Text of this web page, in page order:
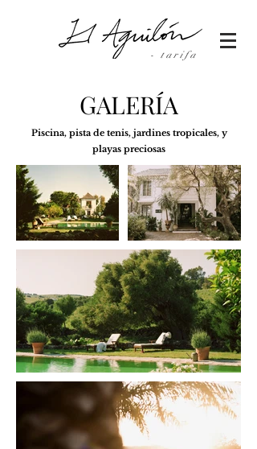
- tarifa
GALERÍA
Piscina, pista de tenis, jardines tropicales, y
playas preciosas